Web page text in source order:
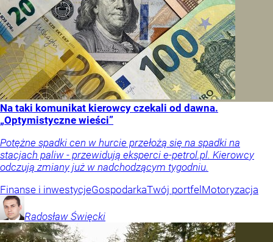
Na taki komunikat kierowcy czekali od dawna.
„Optymistyczne wieści”
Potężne spadki cen w hurcie przełożą się na spadki na
stacjach paliw - przewidują eksperci e-petrol.pl. Kierowcy
odczują zmiany już w nadchodzącym tygodniu.
Finanse i inwestycjeGospodarkaTwój portfel Motoryzacja
Radosław Święcki